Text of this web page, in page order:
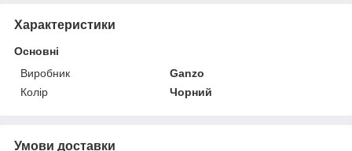
Характеристики
Основні
Виробник
Ganzo
Колір
Чорний
Умови доставки